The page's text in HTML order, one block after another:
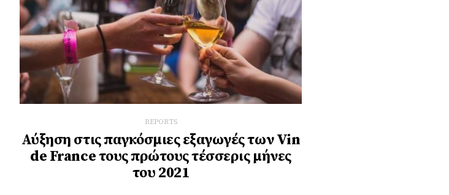
REPORTS
Αύξηση στις παγκόσμιες εξαγωγές των Vin
de France τους πρώτους τέσσερις μήνες
του 2021